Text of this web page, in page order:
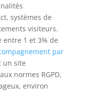
systèmes de
visiteurs.
1 et 3% de
par
un site
normes RGPD,
environ